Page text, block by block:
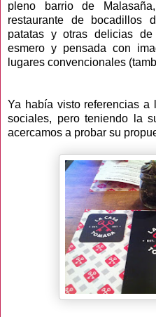
pleno barrio de
restaurante de bocadillos
patatas y otras delicias
esmero y pensada con
lugares convencionales
Ya había visto referencias a
sociales, pero teniendo la
acercamos a probar su